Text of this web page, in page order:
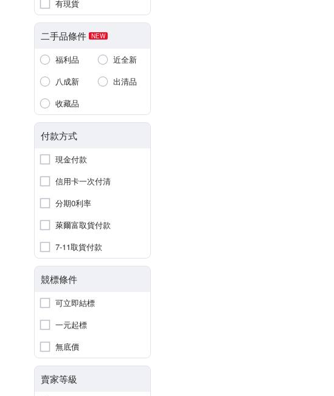
有現貨
二手品條件 NEW
福利品
近全新
八成新
出清品
收藏品
付款方式
現金付款
信用卡一次付清
分期0利率
萊爾富取貨付款
7-11取貨付款
競標條件
可立即結標
一元起標
無底價
賣家等級